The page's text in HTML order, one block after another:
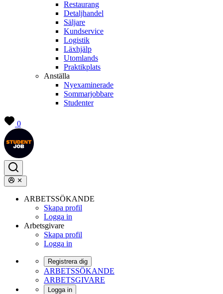
Restaurang
Detaljhandel
Säljare
Kundservice
Logistik
Läxhjälp
Utomlands
Praktikplats
Anställa
Nyexaminerade
Sommarjobbare
Studenter
0
ARBETSSÖKANDE
Skapa profil
Logga in
Arbetsgivare
Skapa profil
Logga in
Registrera dig
ARBETSSÖKANDE
ARBETSGIVARE
Logga in